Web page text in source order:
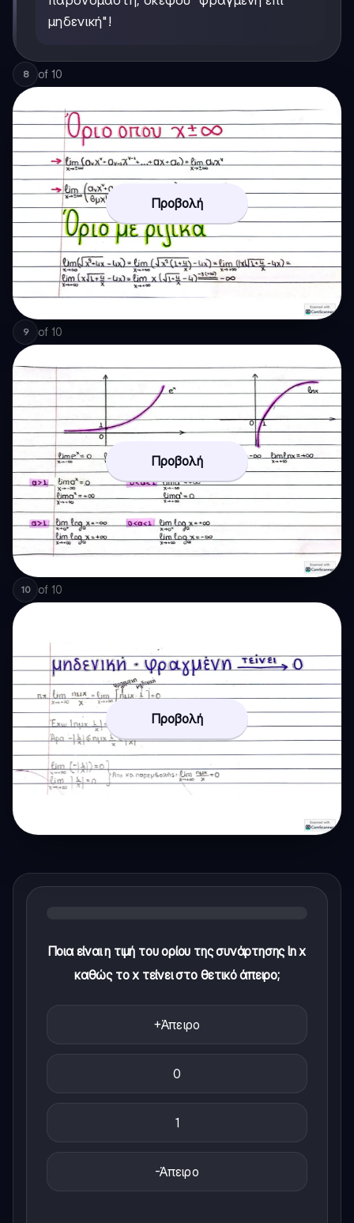
μηδενική"!
8 of 10
Προβολή
9 of 10
Προβολή
10 of 10
Προβολή
Ποια είναι η τιμή του ορίου της συνάρτησης ln x
καθώς το x τείνει στο θετικό άπειρο;
+Άπειρο
0
1
-Άπειρο